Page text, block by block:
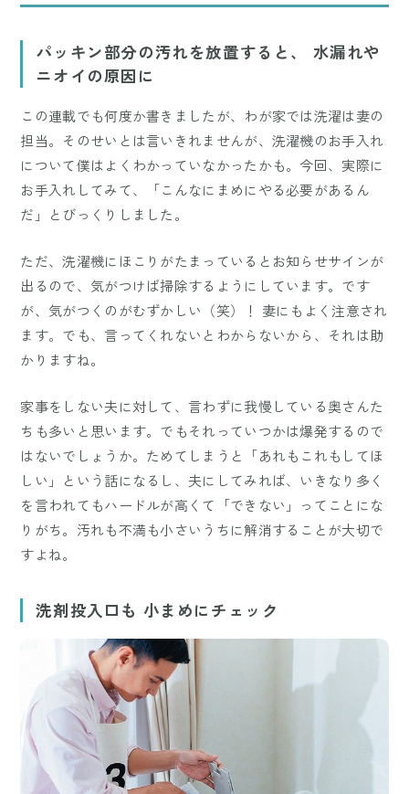
パッキン部分の汚れを放置すると、 水漏れや
ニオイの原因に
この連載でも何度か書きましたが、わが家では洗濯は妻の
担当。そのせいとは言いきれませんが、洗濯機のお手入れ
について僕はよくわかっていなかったかも。今回、実際に
お手入れしてみて、「こんなにまめにやる必要があるん
だ」とびっくりしました。
ただ、洗濯機にほこりがたまっているとお知らせサインが
出るので、気がつけば掃除するようにしています。です
が、気がつくのがむずかしい（笑）！ 妻にもよく注意され
ます。でも、言ってくれないとわからないから、それは助
かりますね。
家事をしない夫に対して、言わずに我慢している奥さんた
ちも多いと思います。でもそれっていつかは爆発するので
はないでしょうか。ためてしまうと「あれもこれもしてほ
しい」という話になるし、夫にしてみれば、いきなり多く
を言われてもハードルが高くて「できない」ってことにな
りがち。汚れも不満も小さいうちに解消することが大切で
すよね。
洗剤投入口も 小まめにチェック